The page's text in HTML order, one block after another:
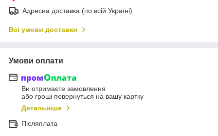
Адресна доставка (по всій Україні)
Всі умови доставки
Умови оплати
Ви отримаєте замовлення
або гроші повернуться на вашу картку
Детальніше
Післяплата